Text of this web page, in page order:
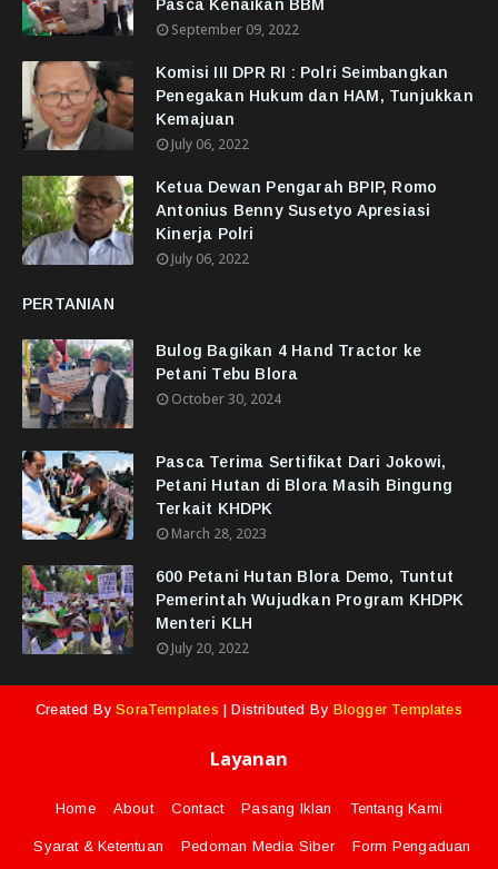
Pasca Kenaikan BBM
September 09, 2022
Komisi III DPR RI : Polri Seimbangkan
Penegakan Hukum dan HAM, Tunjukkan
Kemajuan
July 06, 2022
Ketua Dewan Pengarah BPIP, Romo
Antonius Benny Susetyo Apresiasi
Kinerja Polri
July 06, 2022
PERTANIAN
Bulog Bagikan 4 Hand Tractor ke
Petani Tebu Blora
October 30, 2024
Pasca Terima Sertifikat Dari Jokowi,
Petani Hutan di Blora Masih Bingung
Terkait KHDPK
March 28, 2023
600 Petani Hutan Blora Demo, Tuntut
Pemerintah Wujudkan Program KHDPK
Menteri KLH
July 20, 2022
Created BySoraTemplates | Distributed By Blogger Templates
Layanan
Home About Contact Pasang Iklan Tentang Kami
Syarat & Ketentuan Pedoman Media Siber Form Pengaduan